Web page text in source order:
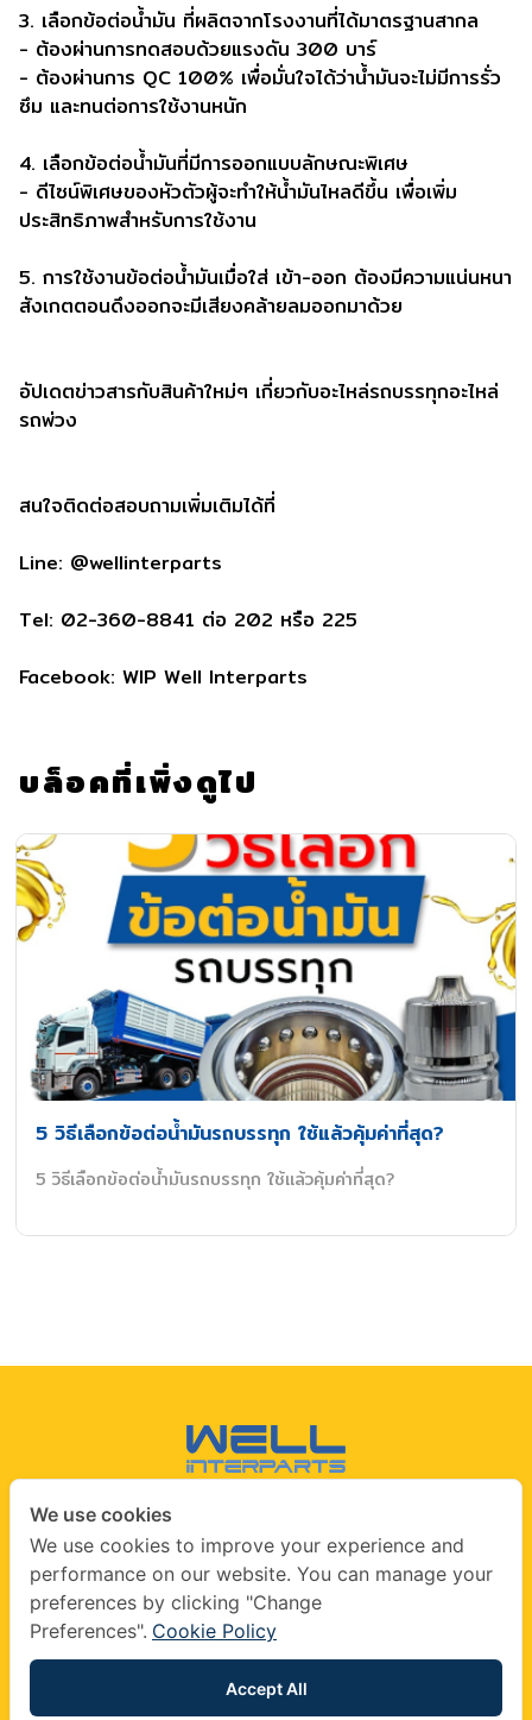
3. เลือกข้อต่อน้ำมัน ที่ผลิตจากโรงงานที่ได้มาตรฐานสากล
- ต้องผ่านการทดสอบด้วยแรงดัน 300 บาร์
- ต้องผ่านการ QC 100% เพื่อมั่นใจได้ว่าน้ำมันจะไม่มีการรั่ว
ซึม และทนต่อการใช้งานหนัก
4. เลือกข้อต่อน้ำมันที่มีการออกแบบลักษณะพิเศษ
- ดีไซน์พิเศษของหัวตัวผู้จะทำให้น้ำมันไหลดีขึ้น เพื่อเพิ่ม
ประสิทธิภาพสำหรับการใช้งาน
5. การใช้งานข้อต่อน้ำมันเมื่อใส่ เข้า-ออก ต้องมีความแน่นหนา
สังเกตตอนดึงออกจะมีเสียงคล้ายลมออกมาด้วย
อัปเดตข่าวสารกับสินค้าใหม่ๆ เกี่ยวกับอะไหล่รถบรรทุกอะไหล่
รถพ่วง
สนใจติดต่อสอบถามเพิ่มเติมได้ที่
Line: @wellinterparts
Tel: 02-360-8841 ต่อ 202 หรือ 225
Facebook: WIP Well Interparts
บล็อคที่เพิ่งดูไป
5 วิธีเลือกข้อต่อน้ำมันรถบรรทุก ใช้แล้วคุ้มค่าที่สุด?
5 วิธีเลือกข้อต่อน้ำมันรถบรรทุก ใช้แล้วคุ้มค่าที่สุด?
info@wellinterparts.com
+(66) 02360 8841|+(66) 02360 8841- 2
wellinterparts
wellinterparts
We use cookies
We use cookies to improve your experience and
performance on our website. You can manage your
preferences by clicking "Change
Preferences". Cookie Policy
Accept All